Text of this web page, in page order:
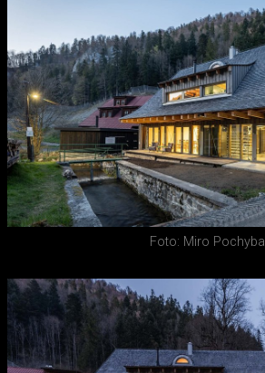
Foto: Miro Pochyba